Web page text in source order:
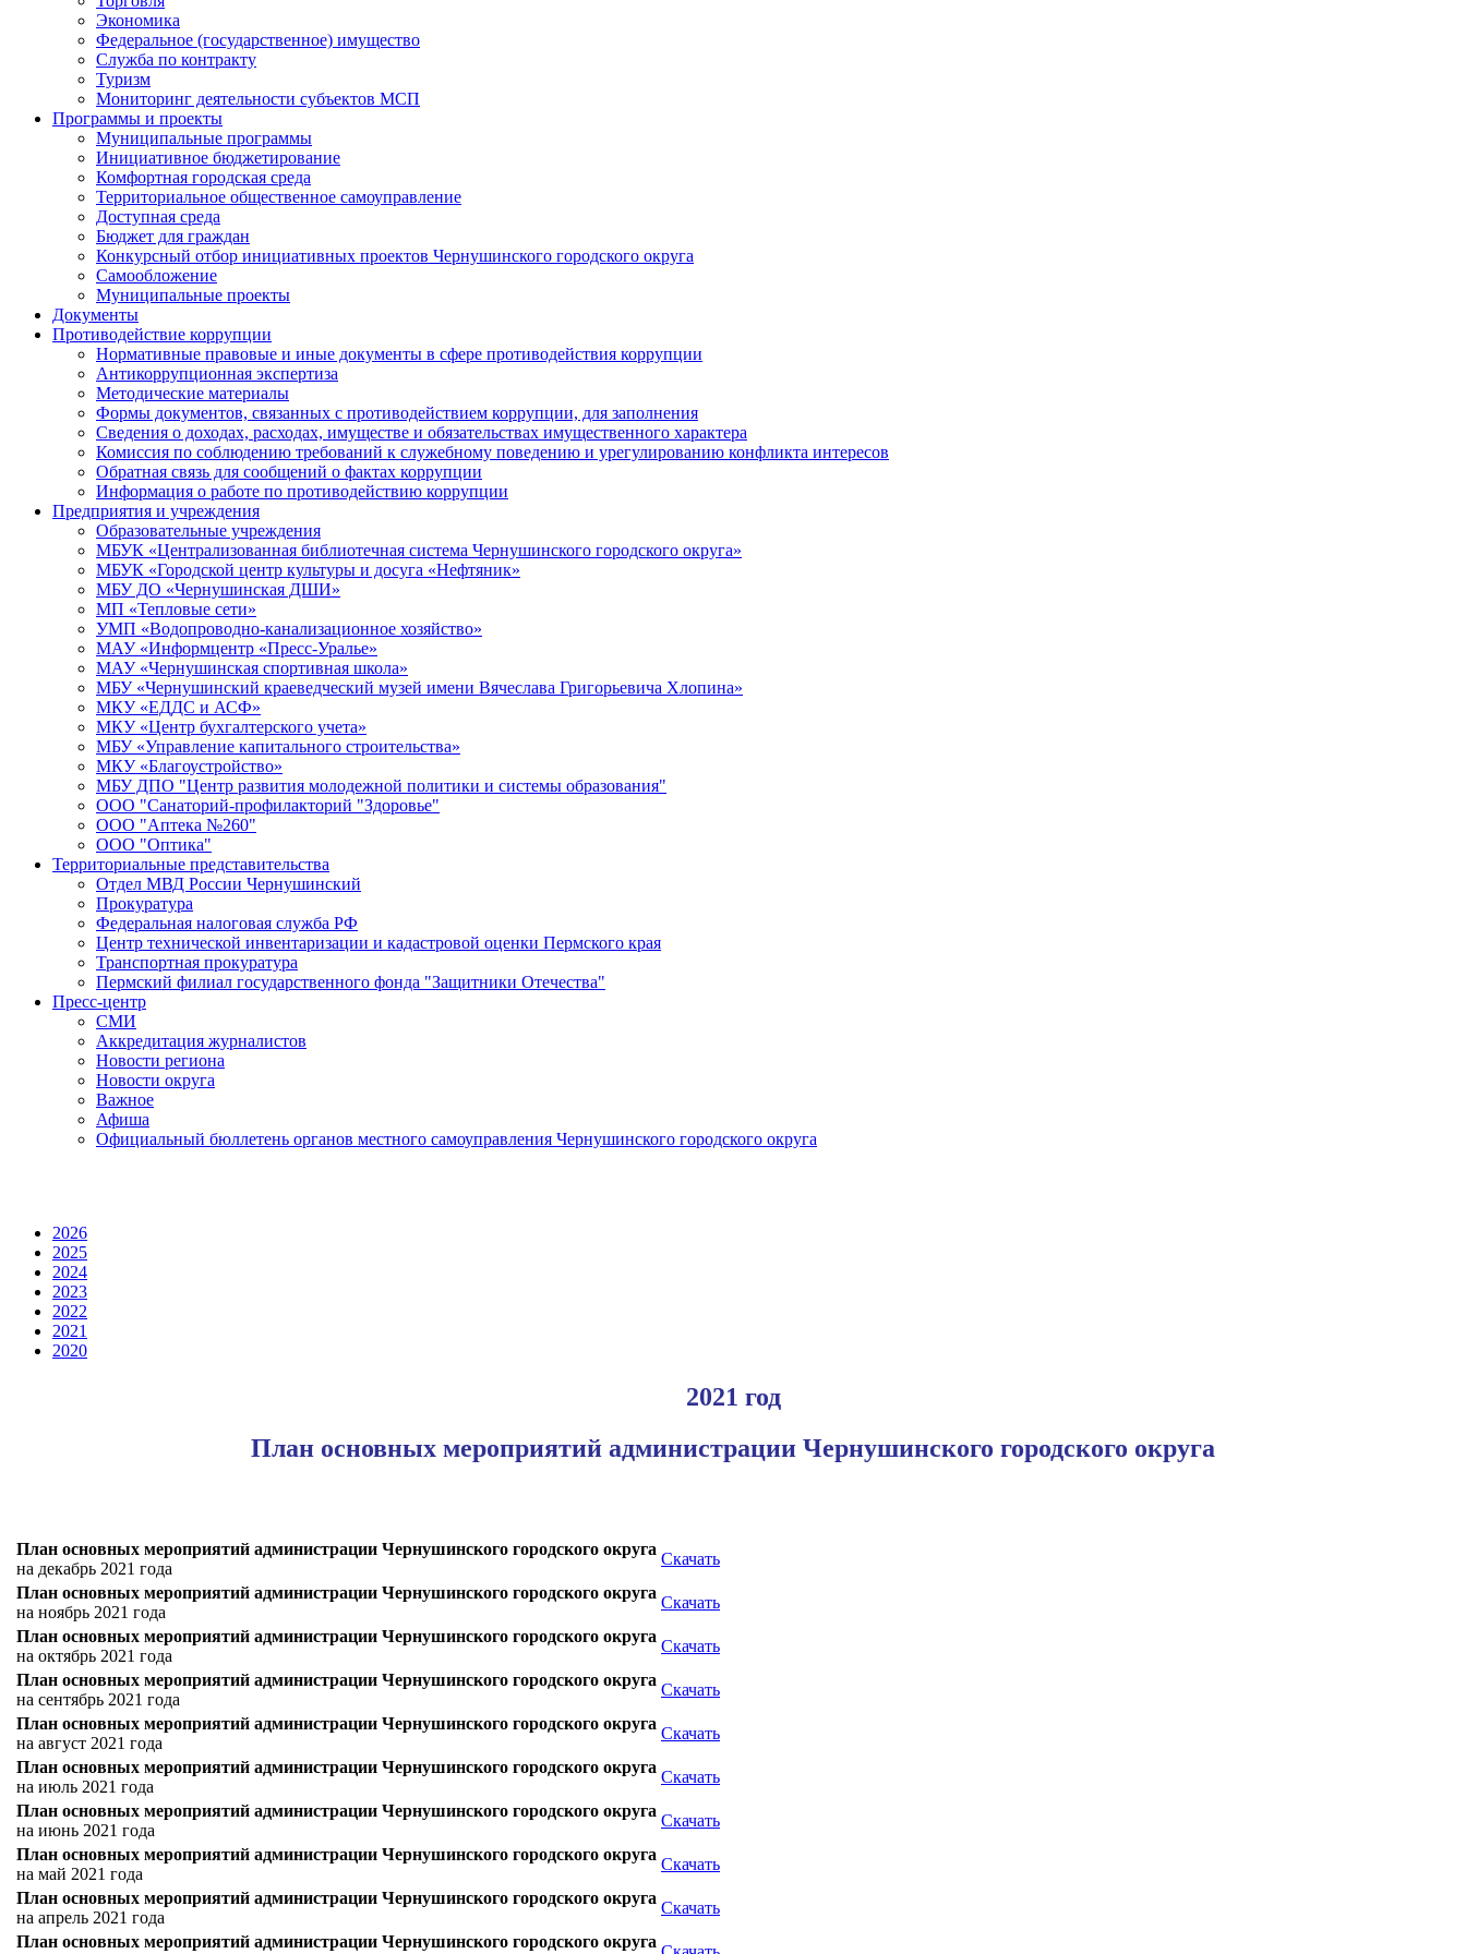
Экономика
Федеральное (государственное) имущество
Служба по контракту
Туризм
Мониторинг деятельности субъектов МСП
Программы и проекты
Муниципальные программы
Инициативное бюджетирование
Комфортная городская среда
Территориальное общественное самоуправление
Доступная среда
Бюджет для граждан
Конкурсный отбор инициативных проектов Чернушинского городского округа
Самообложение
Муниципальные проекты
Документы
Противодействие коррупции
Нормативные правовые и иные документы в сфере противодействия коррупции
Антикоррупционная экспертиза
Методические материалы
Формы документов, связанных с противодействием коррупции, для заполнения
Сведения о доходах, расходах, имуществе и обязательствах имущественного характера
Комиссия по соблюдению требований к служебному поведению и урегулированию конфликта интересов
Обратная связь для сообщений о фактах коррупции
Информация о работе по противодействию коррупции
Предприятия и учреждения
Образовательные учреждения
МБУК «Централизованная библиотечная система Чернушинского городского округа»
МБУК «Городской центр культуры и досуга «Нефтяник»
МБУ ДО «Чернушинская ДШИ»
МП «Тепловые сети»
УМП «Водопроводно-канализационное хозяйство»
МАУ «Информцентр «Пресс-Уралье»
МАУ «Чернушинская спортивная школа»
МБУ «Чернушинский краеведческий музей имени Вячеслава Григорьевича Хлопина»
МКУ «ЕДДС и АСФ»
МКУ «Центр бухгалтерского учета»
МБУ «Управление капитального строительства»
МКУ «Благоустройство»
МБУ ДПО "Центр развития молодежной политики и системы образования"
ООО "Санаторий-профилакторий "Здоровье"
ООО "Аптека №260"
ООО "Оптика"
Территориальные представительства
Отдел МВД России Чернушинский
Прокуратура
Федеральная налоговая служба РФ
Центр технической инвентаризации и кадастровой оценки Пермского края
Транспортная прокуратура
Пермский филиал государственного фонда "Защитники Отечества"
Пресс-центр
СМИ
Аккредитация журналистов
Новости региона
Новости округа
Важное
Афиша
Официальный бюллетень органов местного самоуправления Чернушинского городского округа
2026
2025
2024
2023
2022
2021
2020
2021 год
План основных мероприятий администрации Чернушинского городского округа
План основных мероприятий администрации Чернушинского городского округа
на декабрь 2021 года
Скачать
План основных мероприятий администрации Чернушинского городского округа
на ноябрь 2021 года
Скачать
План основных мероприятий администрации Чернушинского городского округа
на октябрь 2021 года
Скачать
План основных мероприятий администрации Чернушинского городского округа
на сентябрь 2021 года
Скачать
План основных мероприятий администрации Чернушинского городского округа
на август 2021 года
Скачать
План основных мероприятий администрации Чернушинского городского округа
на июль 2021 года
Скачать
План основных мероприятий администрации Чернушинского городского округа
на июнь 2021 года
Скачать
План основных мероприятий администрации Чернушинского городского округа
на май 2021 года
Скачать
План основных мероприятий администрации Чернушинского городского округа
на апрель 2021 года
Скачать
План основных мероприятий администрации Чернушинского городского округа